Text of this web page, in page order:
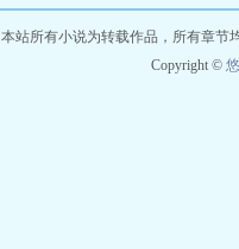
本站所有小说为转载作品，所有章节
Copyright ©